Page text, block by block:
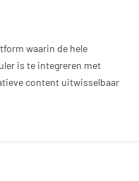
waarin de hele
is te integreren met
content uitwisselbaar